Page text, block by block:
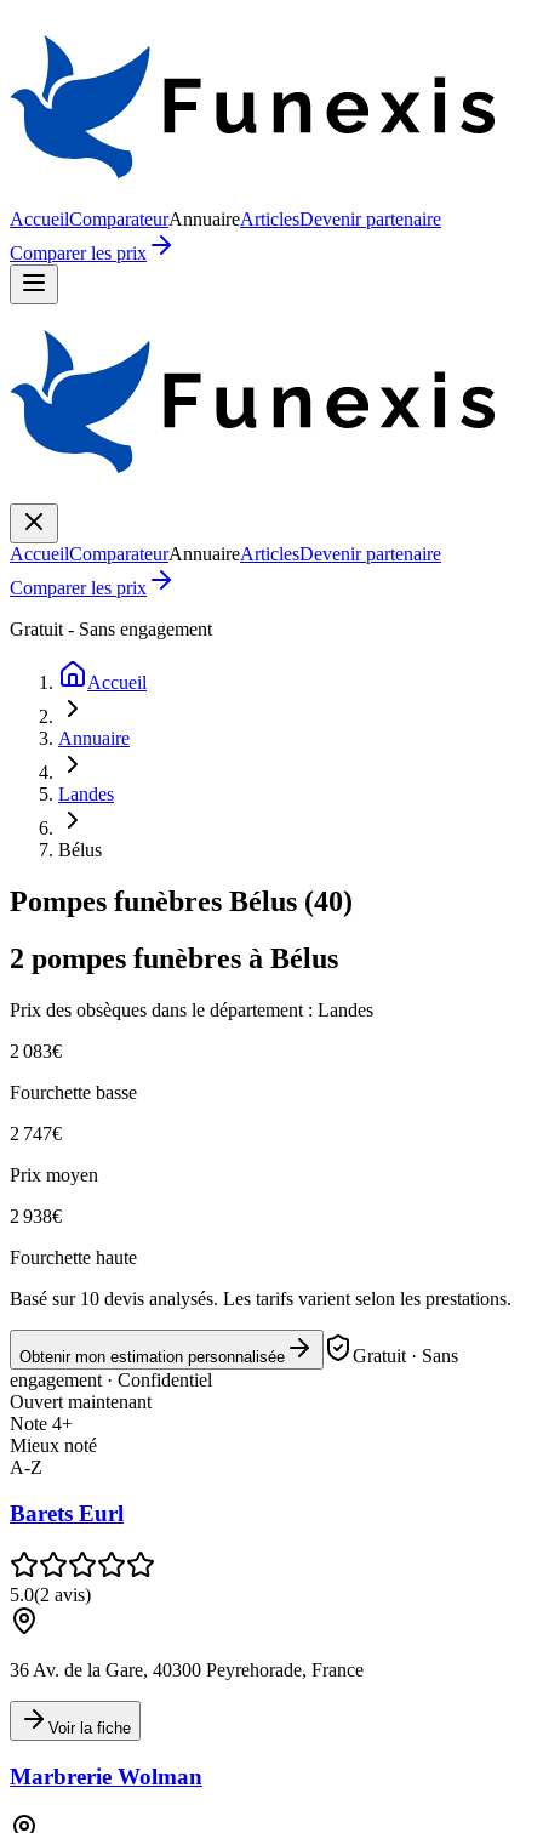
AccueilComparateurAnnuaireArticlesDevenir partenaire
Comparer les prix
AccueilComparateurAnnuaireArticlesDevenir partenaire
Comparer les prix
Gratuit - Sans engagement
Accueil
Annuaire
Landes
Bélus
Pompes funèbres Bélus (40)
2 pompes funèbres à Bélus
Prix des obsèques dans le département : Landes
2 083€
Fourchette basse
2 747€
Prix moyen
2 938€
Fourchette haute
Basé sur 10 devis analysés. Les tarifs varient selon les prestations.
Obtenir mon estimation personnalisée
Gratuit · Sans
engagement · Confidentiel
Ouvert maintenant
Note 4+
Mieux noté
A-Z
Barets Eurl
5.0(2 avis)
36 Av. de la Gare, 40300 Peyrehorade, France
Voir la fiche
Marbrerie Wolman